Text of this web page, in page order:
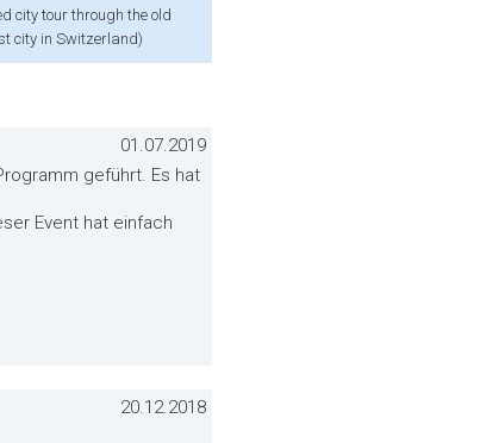
city tour through the old
city in Switzerland)
01.07.2019
geführt. Es hat
Event hat einfach
20.12.2018